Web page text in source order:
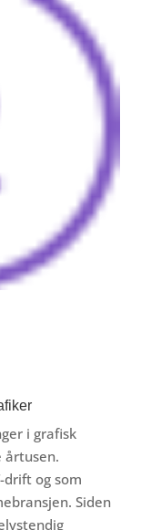
i grafisk
årtusen.
drift og som
Siden